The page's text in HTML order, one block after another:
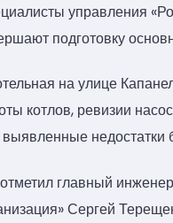
управления
подготовку
на улице
котлов, ревизии
недостатки
главный
Сергей